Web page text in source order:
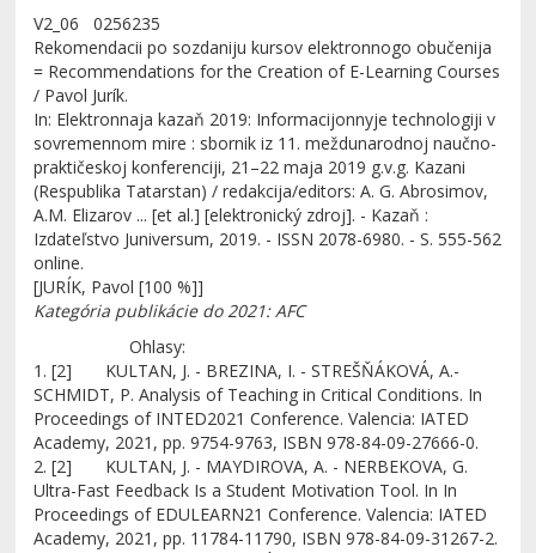
V2_06 0256235
Rekomendacii po sozdaniju kursov elektronnogo obučenija
= Recommendations for the Creation of E-Learning Courses
/ Pavol Jurík.
In: Elektronnaja kazaň 2019: Informacijonnyje technologiji v
sovremennom mire : sbornik iz 11. meždunarodnoj naučno-
praktičeskoj konferenciji, 21–22 maja 2019 g.v.g. Kazani
(Respublika Tatarstan) / redakcija/editors: A. G. Abrosimov,
A.M. Elizarov ... [et al.] [elektronický zdroj]. - Kazaň :
Izdateľstvo Juniversum, 2019. - ISSN 2078-6980. - S. 555-562
online.
[JURÍK, Pavol [100 %]]
Kategória publikácie do 2021: AFC
Ohlasy:
1. [2] KULTAN, J. - BREZINA, I. - STREŠŇÁKOVÁ, A.-
SCHMIDT, P. Analysis of Teaching in Critical Conditions. In
Proceedings of INTED2021 Conference. Valencia: IATED
Academy, 2021, pp. 9754-9763, ISBN 978-84-09-27666-0.
2. [2] KULTAN, J. - MAYDIROVA, A. - NERBEKOVA, G.
Ultra-Fast Feedback Is a Student Motivation Tool. In In
Proceedings of EDULEARN21 Conference. Valencia: IATED
Academy, 2021, pp. 11784-11790, ISBN 978-84-09-31267-2.